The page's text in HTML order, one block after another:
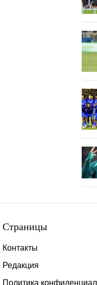
Страницы
Контакты
Редакция
Политика